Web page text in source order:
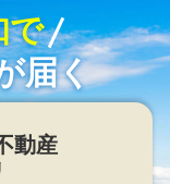
で
届く
動産